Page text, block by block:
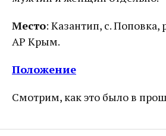
Место: Казантип, с. Поповка,
АР Крым.
Положение
Смотрим, как это было в